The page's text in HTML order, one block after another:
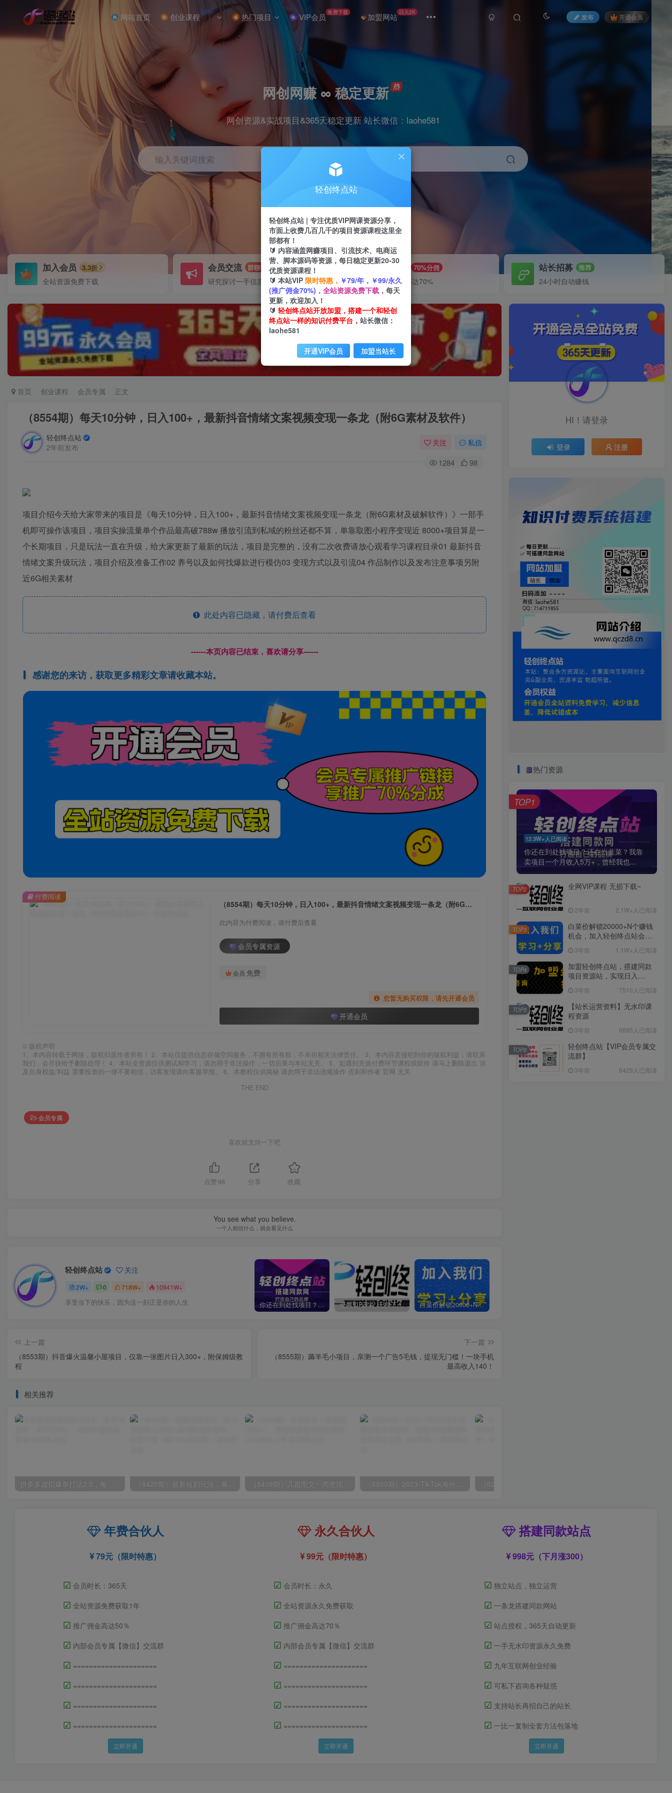
网站首页 创业课程NEW 热门项目 VIP会员 免费下载 加盟网站 日入2K
发布 开通会员
网创网赚 ∞ 稳定更新
网创资源&实战项目&365天稳定更新 站长微信：laohe581
输入关键词搜索
剪辑 引流 带货
加入会员 3.3折
全站资源免费下载
会员交流 群聊
研究探讨一手信息差
推广赚钱 70%分佣
推广返佣高达70%
站长招募 推荐
24小时自动赚钱
首页 创业课程 会员专属 正文
（8554期）每天10分钟，日入100+，最新抖音情绪文案视频变现一条龙（附6G素材及软件）
轻创终点站
2年前发布
关注 私信
1284 98
项目介绍今天给大家带来的项目是《每天10分钟，日入100+，最新抖音情绪文案视频变现一条龙（附6G素材及破解软件）》一部手
机即可操作该项目，项目实操流量单个作品最高破788w 播放引流到私域的粉丝还都不算，单靠取图小程序变现近 8000+项目算是一
个长期项目，只是玩法一直在升级，给大家更新了最新的玩法，项目是完整的，没有二次收费请放心观看学习课程目录01 最新抖音
情绪文案升级玩法，项目介绍及准备工作02 养号以及如何找爆款进行模仿03 变现方式以及引流04 作品制作以及发布注意事项另附
近6G相关素材
此处内容已隐藏，请付费后查看
------本页内容已结束，喜欢请分享------
感谢您的来访，获取更多精彩文章请收藏本站。
（8554期）每天10分钟，日入100+，最新抖音情绪文案视频变现一条龙（附6G素材及软件）
此内容为付费阅读，请付费后查看
会员专属资源
会员 免费
您暂无购买权限，请先开通会员
开通会员
付费阅读
© 版权声明
1、本内容转载于网络，版权归原作者所有！ 2、本站仅提供信息存储空间服务，不拥有所有权，不承担相关法律责任。 3、本内容若侵犯到你的版权利益，请联系
我们，会尽快给予删除处理！ 4、本站全资源仅供测试和学习，请勿用于非法操作，一切后果与本站无关。 5、如遇到充值付费环节课程或软件 请马上删除退出 涉
及自身权益/利益 需要投资的一律不要相信，访客发现请向客服举报。 6、本教程仅供揭秘 请勿用于非法违规操作 否则和作者 官网 无关
THE END
会员专属
喜欢就支持一下吧
点赞 98 分享 收藏
You see what you believe.
一个人相信什么，就会看见什么
轻创终点站 关注
2W+ 0 718W+ 10941W+
享受当下的快乐，因为这一刻正是你的人生 你还在到处找项目？还在当韭菜？我靠卖项目一个月收入5万+，曾经我也是个失败者。 全网VIP课程 无损下载~ 白菜价解锁20000+N个赚钱机会，加入轻创终点站会员，全站资源免费学习。
上一篇
（8553期）抖音爆火温馨小屋项目，仅靠一张图片日入300+，附保姆级教
程
下一篇
（8555期）薅羊毛小项目，亲测一个广告5毛钱，提现无门槛！一块手机
最高收入140！
相关推荐
拼多多虚拟爆单打法2.0，每天10分钟，月产5000+，从0到1赚收益教程 （9420期）最新短剧玩法，暴力变现日入1000+私域零成本操作，全程干货（附1400G短剧） （8409期）几篇图文一周变现1500＋，深度拆解面试掘金项目，小白轻松上手 （6890期）2023-TikTok海外短视频带货特训营，掌握TK短视频带货变现全流程（60节课）
HI！请登录
登录 注册
热门资源
12.3W+人已阅读
你还在到处找项目？还在当韭菜？我靠
卖项目一个月收入5万+，曾经我也...
TOP1
全网VIP课程 无损下载~
2年前 2.1W+人已阅读
TOP2
白菜价解锁20000+N个赚钱
机会，加入轻创终点站会
3年前 1.1W+人已阅读
TOP3
加盟轻创终点站，搭建同款
项目资源站，实现日入
3年前 7510人已阅读
TOP4
【站长运营资料】无水印课
程资源
3年前 6695人已阅读
TOP5
轻创终点站【VIP会员专属交
流群】
3年前 6429人已阅读
TOP6
年费合伙人
79元（限时特惠）
☑ 会员时长：365天
☑ 全站资源免费获取1年
☑ 推广佣金高达50％
☑ 内部会员专属【微信】交流群
☑ =====================
☑ =====================
☑ =====================
☑ =====================
立即开通
永久合伙人
99元（限时特惠）
☑ 会员时长：永久
☑ 全站资源永久免费获取
☑ 推广佣金高达70％
☑ 内部会员专属【微信】交流群
☑ =====================
☑ =====================
☑ =====================
☑ =====================
立即开通
搭建同款站点
998元（下月涨300）
☑ 独立站点，独立运营
☑ 一条龙搭建同款网站
☑ 站点授权，365天自动更新
☑ 一手无水印资源永久免费
☑ 九年互联网创业经验
☑ 可私下咨询各种疑惑
☑ 支持站长再招自己的站长
☑ 一比一复制全套方法包落地
立即开通
轻创终点站
轻创终点站 | 专注优质VIP网课资源分享，
市面上收费几百几千的项目资源课程这里全
部都有！
🔰 内容涵盖网赚项目、引流技术、电商运
营、脚本源码等资源，每日稳定更新20-30
优质资源课程！
🔰 本站VIP 限时特惠， ￥79/年，￥99/永久
(推广佣金70%)， 全站资源免费下载， 每天
更新，欢迎加入！
🔰 轻创终点站开放加盟，搭建一个和轻创
终点站一样的知识付费平台， 站长微信：
laohe581
开通VIP会员 加盟当站长